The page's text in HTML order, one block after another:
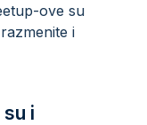
ove su
i
i